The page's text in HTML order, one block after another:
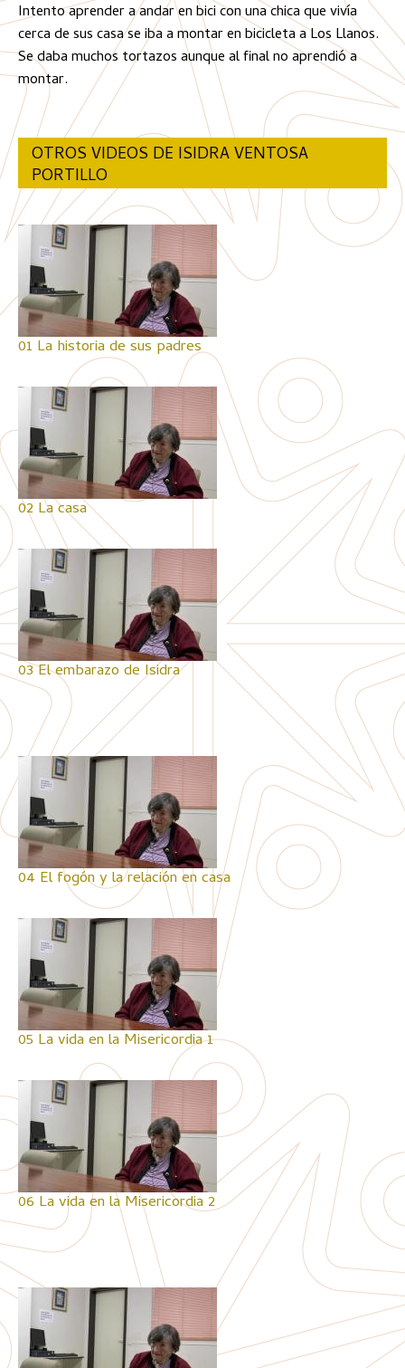
Intento aprender a andar en bici con una chica que vivía
cerca de sus casa se iba a montar en bicicleta a Los Llanos.
Se daba muchos tortazos aunque al final no aprendió a
montar.
OTROS VIDEOS DE ISIDRA VENTOSA
PORTILLO
01 La historia de sus padres
02 La casa
03 El embarazo de Isidra
04 El fogón y la relación en casa
05 La vida en la Misericordia 1
06 La vida en la Misericordia 2